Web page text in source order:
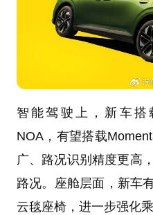
智能驾驶上，新车
NOA，有望搭载
广、路况识别精度更高
路况。座舱层面，新车
云毯座椅，进一步强化